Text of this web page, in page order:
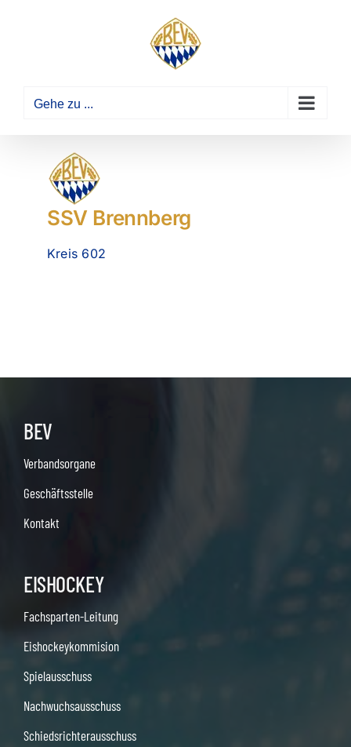
Gehe zu ...
SSV Brennberg
Kreis 602
BEV
Verbandsorgane
Geschäftsstelle
Kontakt
EISHOCKEY
Fachsparten-Leitung
Eishockeykommision
Spielausschuss
Nachwuchsausschuss
Schiedsrichterausschuss